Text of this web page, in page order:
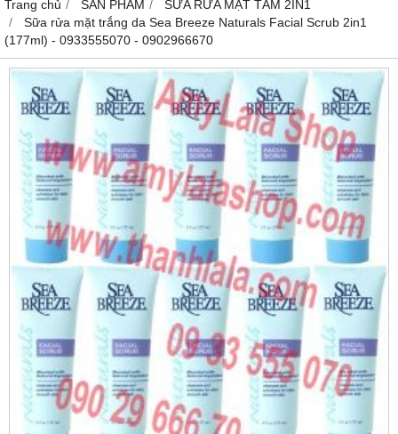
Trang chủ SẢN PHẨM
SỮA RỬA MẶT TẮM 2IN1
Sữa rửa mặt trắng da Sea Breeze Naturals Facial Scrub 2in1
(177ml) - 0933555070 - 0902966670